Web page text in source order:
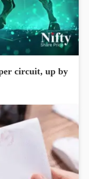
circuit, up by